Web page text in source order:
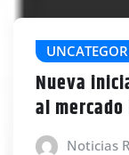
Nueva
al
Noticias